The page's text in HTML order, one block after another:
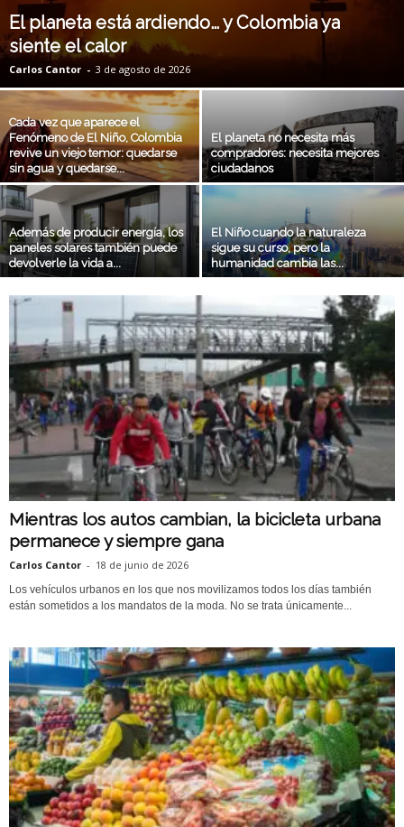
El planeta está ardiendo… y Colombia ya
siente el calor
Carlos Cantor - 3 de agosto de 2026
Cada vez que aparece el
Fenómeno de El Niño, Colombia
revive un viejo temor: quedarse
sin agua y quedarse...
El planeta no necesita más
compradores: necesita mejores
ciudadanos
Además de producir energía, los
paneles solares también puede
devolverle la vida a...
El Niño cuando la naturaleza
sigue su curso, pero la
humanidad cambia las...
Mientras los autos cambian, la bicicleta urbana
permanece y siempre gana
Carlos Cantor - 18 de junio de 2026
Los vehículos urbanos en los que nos movilizamos todos los días también
están sometidos a los mandatos de la moda. No se trata únicamente...